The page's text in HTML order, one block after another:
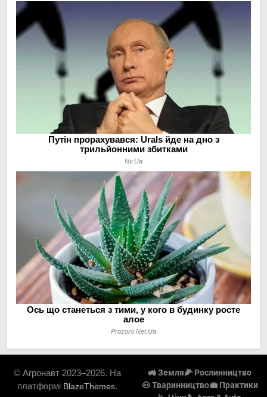
© Агронавт 2023–2026. На
платформі BlazeThemes.
🚜 Земля🌽 Рослинництво
🐽 Тваринництво💼 Практики